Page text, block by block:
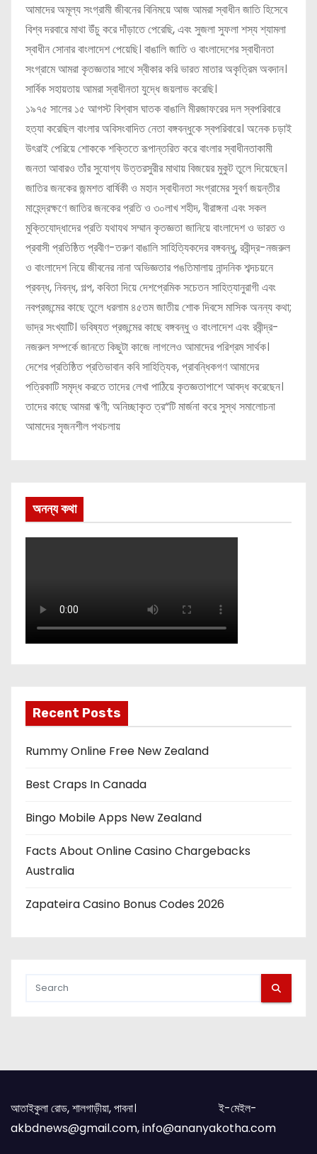
আমাদের অমূল্য সংগ্রামী জীবনের বিনিময়ে আজ আমরা স্বাধীন জাতি হিসেবে
বিশ্ব দরবারে মাথা উঁচু করে দাঁড়াতে পেরেছি, এবং সুজলা সুফলা শস্য শ্যামলা
স্বাধীন সোনার বাংলাদেশ পেয়েছি। বাঙালি জাতি ও বাংলাদেশের স্বাধীনতা
সংগ্রামে আমরা কৃতজ্ঞতার সাথে স্বীকার করি ভারত মাতার অকৃত্রিম অবদান।
সার্বিক সহায়তায় আমরা স্বাধীনতা যুদ্ধে জয়লাভ করেছি।
১৯৭৫ সালের ১৫ আগস্ট বিশ্বাস ঘাতক বাঙালি মীরজাফরের দল স্বপরিবারে
হত্যা করেছিল বাংলার অবিসংবাদিত নেতা বঙ্গবন্ধুকে স্বপরিবারে। অনেক চড়াই
উৎরাই পেরিয়ে শোককে শক্তিতে রূপান্তরিত করে বাংলার স্বাধীনতাকামী
জনতা আবারও তাঁর সুযোগ্য উত্তরসুরীর মাথায় বিজয়ের মুকুট তুলে দিয়েছেন।
জাতির জনকের জন্মশত বার্ষিকী ও মহান স্বাধীনতা সংগ্রামের সুবর্ণ জয়ন্তীর
মাহেন্দ্রক্ষণে জাতির জনকের প্রতি ও ৩০লাখ শহীদ, বীরাঙ্গনা এবং সকল
মুক্তিযোদ্ধাদের প্রতি যথাযথ সম্মান কৃতজ্ঞতা জানিয়ে বাংলাদেশ ও ভারত ও
প্রবাসী প্রতিষ্ঠিত প্রবীণ-তরুণ বাঙালি সাহিত্যিকদের বঙ্গবন্ধু, রবীন্দ্র-নজরুল
ও বাংলাদেশ নিয়ে জীবনের নানা অভিজ্ঞতার পঙতিমালায় নান্দনিক শব্দচয়নে
প্রবন্ধ, নিবন্ধ, গল্প, কবিতা দিয়ে দেশপ্রেমিক সচেতন সাহিত্যানুরাগী এবং
নবপ্রজন্মের কাছে তুলে ধরলাম ৪৫তম জাতীয় শোক দিবসে মাসিক অনন্য কথা;
ভাদ্র সংখ্যাটি। ভবিষ্যত প্রজন্মের কাছে বঙ্গবন্ধু ও বাংলাদেশ এবং রবীন্দ্র-
নজরুল সম্পর্কে জানতে কিছুটা কাজে লাগলেও আমাদের পরিশ্রম সার্থক।
দেশের প্রতিষ্ঠিত প্রতিভাবান কবি সাহিত্যিক, প্রাবন্ধিকগণ আমাদের
পত্রিকাটি সমৃদ্ধ করতে তাদের লেখা পাঠিয়ে কৃতজ্ঞতাপাশে আবদ্ধ করেছেন।
তাদের কাছে আমরা ঋণী; অনিচ্ছাকৃত ত্র“টি মার্জনা করে সুস্থ সমালোচনা
আমাদের সৃজনশীল পথচলায়
অনন্য কথা
Recent Posts
Rummy Online Free New Zealand
Best Craps In Canada
Bingo Mobile Apps New Zealand
Facts About Online Casino Chargebacks
Australia
Zapateira Casino Bonus Codes 2026
আতাইকুলা রোড, শালগাড়ীয়া, পাবনা। ই-মেইল-
akbdnews@gmail.com, info@ananyakotha.com